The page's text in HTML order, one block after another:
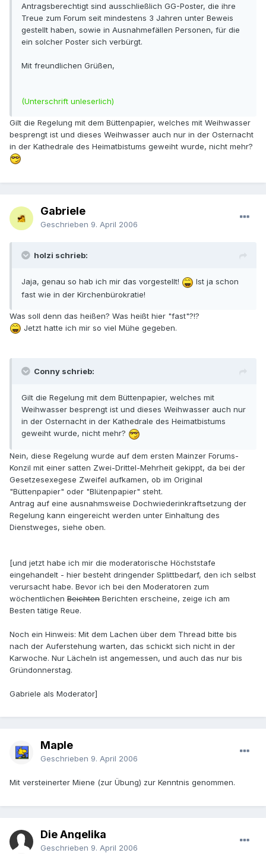
Antragsberechtigt sind ausschließlich GG-Poster, die ihre
Treue zum Forum seit mindestens 3 Jahren unter Beweis
gestellt haben, sowie in Ausnahmefällen Personen, für die
ein solcher Poster sich verbürgt.
Mit freundlichen Grüßen,
(Unterschrift unleserlich)
Gilt die Regelung mit dem Büttenpapier, welches mit Weihwasser
besprengt ist und dieses Weihwasser auch nur in der Osternacht
in der Kathedrale des Heimatbistums geweiht wurde, nicht mehr?
Gabriele
Geschrieben 9. April 2006
holzi schrieb:
Jaja, genau so hab ich mir das vorgestellt!
Ist ja schon
fast wie in der Kirchenbürokratie!
Was soll denn das heißen? Was heißt hier "fast"?!?
Jetzt hatte ich mir so viel Mühe gegeben.
Conny schrieb:
Gilt die Regelung mit dem Büttenpapier, welches mit
Weihwasser besprengt ist und dieses Weihwasser auch nur
in der Osternacht in der Kathedrale des Heimatbistums
geweiht wurde, nicht mehr?
Nein, diese Regelung wurde auf dem ersten Mainzer Forums-
Konzil mit einer satten Zwei-Drittel-Mehrheit gekippt, da bei der
Gesetzesexegese Zweifel aufkamen, ob im Original
"Büttenpapier" oder "Blütenpapier" steht.
Antrag auf eine ausnahmsweise Dochwiederinkraftsetzung der
Regelung kann eingereicht werden unter Einhaltung des
Dienstweges, siehe oben.
[und jetzt habe ich mir die moderatorische Höchststafe
eingehandelt - hier besteht dringender Splittbedarf, den ich selbst
verursacht habe. Bevor ich bei den Moderatoren zum
wöchentlichen Beichten Berichten erscheine, zeige ich am
Besten tätige Reue.
Noch ein Hinweis: Mit dem Lachen über dem Thread bitte bis
nach der Auferstehung warten, das schickt sich nicht in der
Karwoche. Nur Lächeln ist angemessen, und auch das nur bis
Gründonnerstag.
Gabriele als Moderator]
Maple
Geschrieben 9. April 2006
Mit versteinerter Miene (zur Übung) zur Kenntnis genommen.
Die Angelika
Geschrieben 9. April 2006